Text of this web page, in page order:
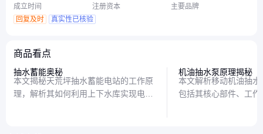
成立时间 注册资本
主要品牌
回复及时
真实性已核验
商品看点
抽水蓄能奥秘
本文揭秘天荒坪抽水蓄能电站的工作原
理，解析其如何利用上下水库实现电能
机油抽水泵原理揭秘
本文解析移动机油抽
包括其核心部件、工